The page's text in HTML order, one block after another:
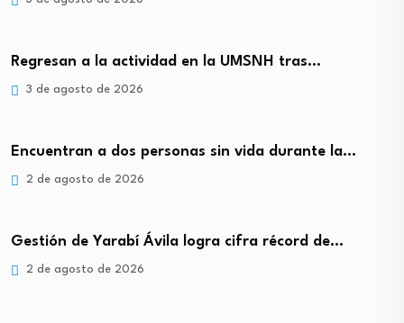
Regresan a la actividad en la UMSNH tras…
3 de agosto de 2026
Encuentran a dos personas sin vida durante la…
2 de agosto de 2026
Gestión de Yarabí Ávila logra cifra récord de…
2 de agosto de 2026